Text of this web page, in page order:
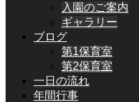
入園のご案内
ギャラリー
ブログ
第1保育室
第2保育室
一日の流れ
年間行事